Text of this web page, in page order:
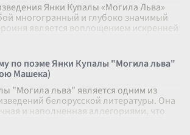
Янки Купалы «Могила Льва»
многогранный и глубоко значимый
является воплощением искренней
и сто
по поэме Янки Купалы "Могила льва"
Машека)
"Могила льва" является одним из
белорусской литературы. Она
и наполненная аллегориями, что
увидеть